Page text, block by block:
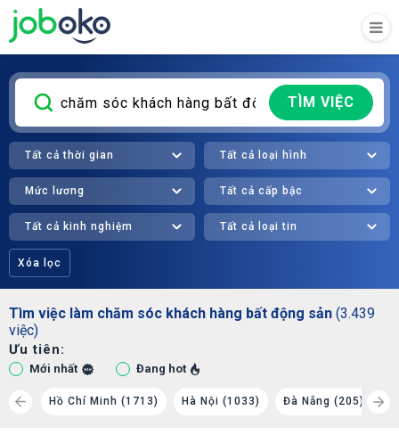
TÌM VIỆC
Tất cả thời gian Tất cả loại hình
Mức lương Tất cả cấp bậc
Tất cả kinh nghiệm Tất cả loại tin
Xóa lọc
Tìm việc làm chăm sóc khách hàng bất động sản (3.439
việc)
Ưu tiên:
Mới nhất Đang hot
Hồ Chí Minh (1713) Hà Nội (1033) Đà Nẵng (205)